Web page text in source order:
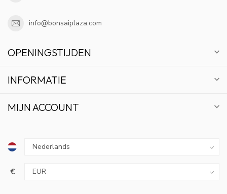
info@bonsaiplaza.com
OPENINGSTIJDEN
INFORMATIE
MIJN ACCOUNT
€